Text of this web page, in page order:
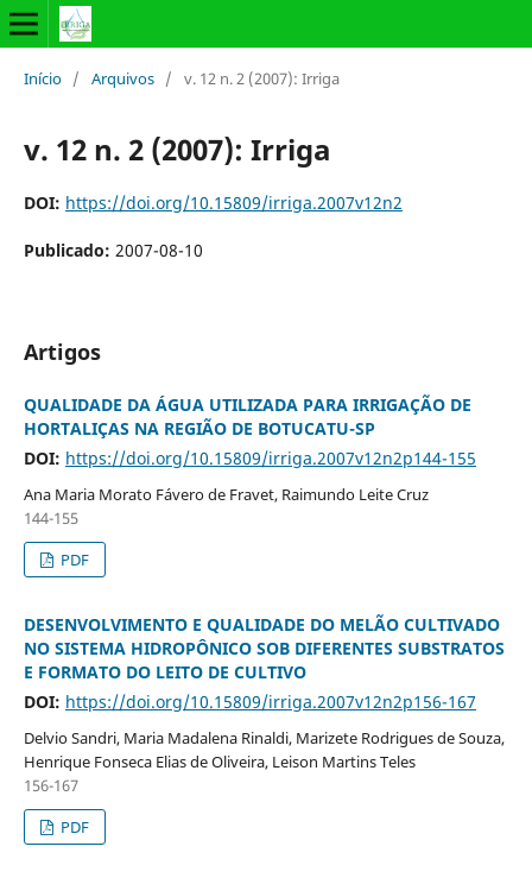
Início / Arquivos / v. 12 n. 2 (2007): Irriga
v. 12 n. 2 (2007): Irriga
DOI: https://doi.org/10.15809/irriga.2007v12n2
Publicado: 2007-08-10
Artigos
QUALIDADE DA ÁGUA UTILIZADA PARA IRRIGAÇÃO DE
HORTALIÇAS NA REGIÃO DE BOTUCATU-SP
DOI: https://doi.org/10.15809/irriga.2007v12n2p144-155
Ana Maria Morato Fávero de Fravet, Raimundo Leite Cruz
144-155
PDF
DESENVOLVIMENTO E QUALIDADE DO MELÃO CULTIVADO
NO SISTEMA HIDROPÔNICO SOB DIFERENTES SUBSTRATOS
E FORMATO DO LEITO DE CULTIVO
DOI: https://doi.org/10.15809/irriga.2007v12n2p156-167
Delvio Sandri, Maria Madalena Rinaldi, Marizete Rodrigues de Souza,
Henrique Fonseca Elias de Oliveira, Leison Martins Teles
156-167
PDF